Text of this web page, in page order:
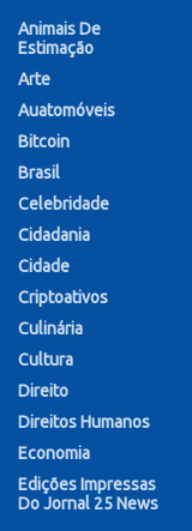
Animais De
Estimação
Arte
Auatomóveis
Bitcoin
Brasil
Celebridade
Cidadania
Cidade
Criptoativos
Culinária
Cultura
Direito
Direitos Humanos
Economia
Edições Impressas
Do Jornal 25 News